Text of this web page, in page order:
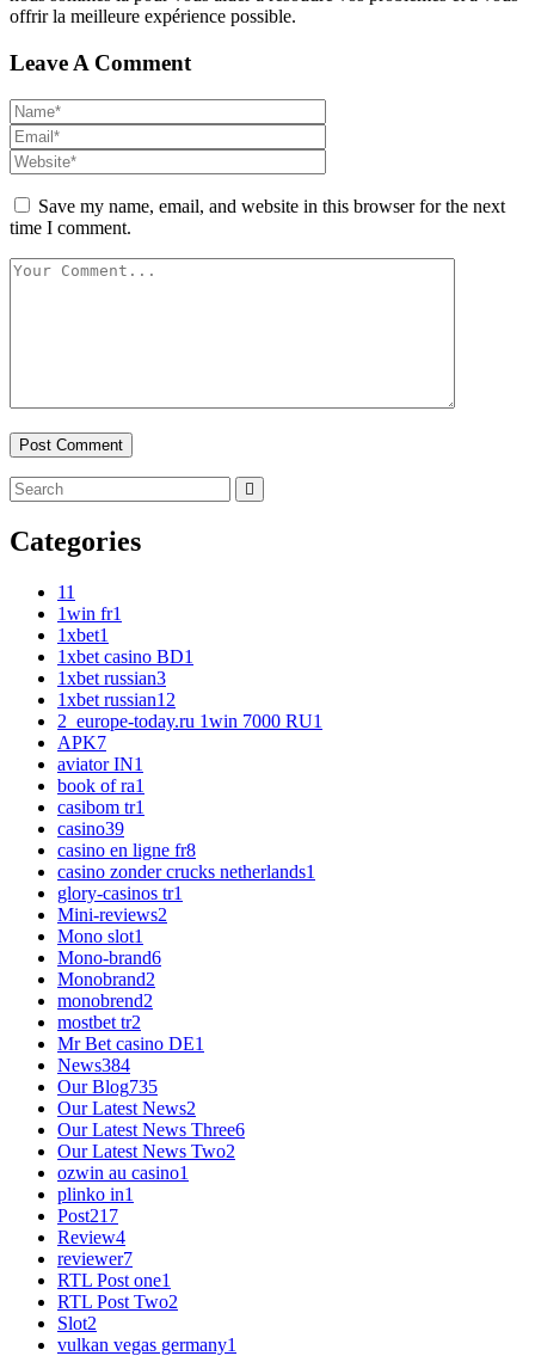
offrir la meilleure expérience possible.
Leave A Comment
Save my name, email, and website in this browser for the next
time I comment.
Categories
11
1win fr1
1xbet1
1xbet casino BD1
1xbet russian3
1xbet russian1 2
2_europe-today.ru 1win 7000 RU1
APK7
aviator IN1
book of ra1
casibom tr1
casino39
casino en ligne fr8
casino zonder crucks netherlands1
glory-casinos tr1
Mini-reviews2
Mono slot1
Mono-brand6
Monobrand2
monobrend2
mostbet tr2
Mr Bet casino DE1
News384
Our Blog735
Our Latest News2
Our Latest News Three6
Our Latest News Two2
ozwin au casino1
plinko in1
Post217
Review4
reviewer7
RTL Post one1
RTL Post Two2
Slot2
vulkan vegas germany1